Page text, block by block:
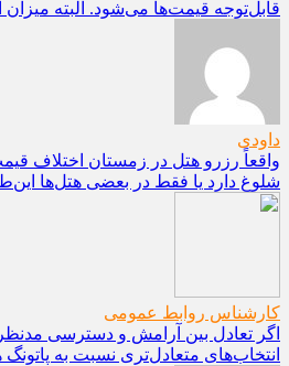
قابل‌توجه قیمت‌ها می‌شود. البته میزان
داودی
واقعاً رزرو هتل در زمستان اختلاف
شلوغ دارد یا فقط در بعضی هتل‌ها
کارشناس روابط عمومی
اگر تعادل بین آرامش و دسترسی مدنظر
انتخاب‌های متعادل‌تری نسبت به